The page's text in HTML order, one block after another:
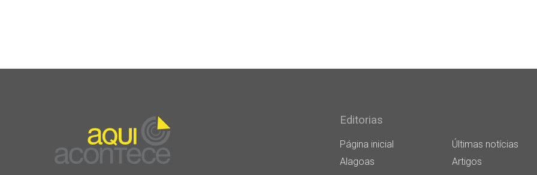
Editorias
Página inicial
Últimas notícias
Alagoas
Artigos